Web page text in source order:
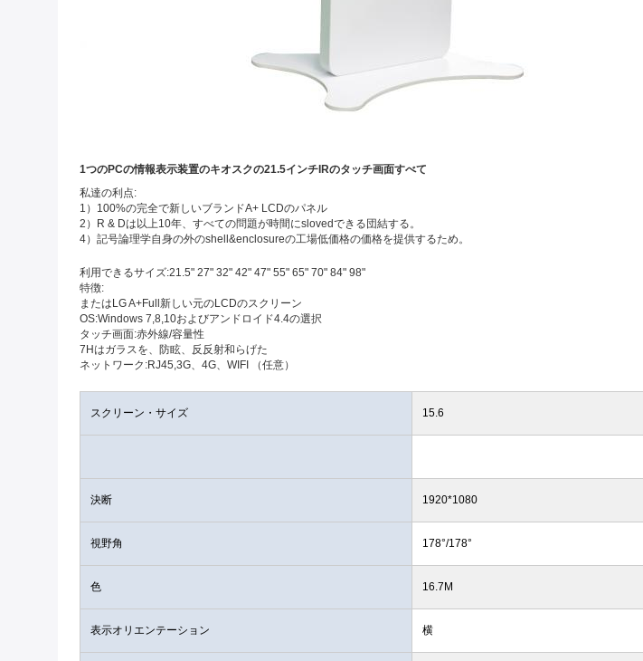
1つのPCの情報表示装置のキオスクの21.5インチIRのタッチ画面すべて
私達の利点:
1）100%の完全で新しいブランドA+ LCDのパネル
2）R & Dは以上10年、すべての問題が時間にslovedできる団結する。
4）記号論理学自身の外のshell&enclosureの工場低価格の価格を提供するため。
利用できるサイズ:21.5" 27" 32" 42" 47" 55" 65" 70" 84" 98"
特徴:
またはLG A+Full新しい元のLCDのスクリーン
OS:Windows 7,8,10およびアンドロイド4.4の選択
タッチ画面:赤外線/容量性
7Hはガラスを、防眩、反反射和らげた
ネットワーク:RJ45,3G、4G、WIFI （任意）
スクリーン・サイズ 15.6
決断 1920*1080
視野角 178°/178°
色 16.7M
表示オリエンテーション 横